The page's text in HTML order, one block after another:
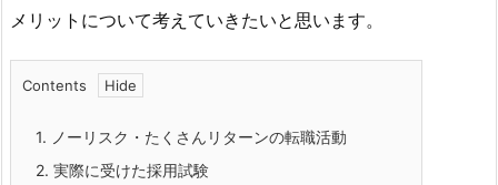
メリットについて考えていきたいと思います。
Contents
1. ノーリスク・たくさんリターンの転職活動
2. 実際に受けた採用試験